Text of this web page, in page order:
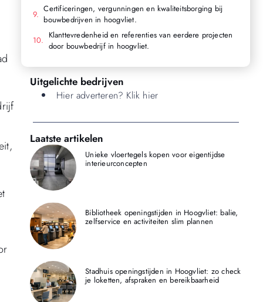
Certificeringen, vergunningen en kwaliteitsborging bij
bouwbedrijven in hoogvliet.
Klanttevredenheid en referenties van eerdere projecten
door bouwbedrijf in hoogvliet.
Uitgelichte bedrijven
Hier adverteren? Klik hier
Laatste artikelen
Unieke vloertegels kopen voor eigentijdse
interieurconcepten
Bibliotheek openingstijden in Hoogvliet: balie,
zelfservice en activiteiten slim plannen
Stadhuis openingstijden in Hoogvliet: zo check
je loketten, afspraken en bereikbaarheid